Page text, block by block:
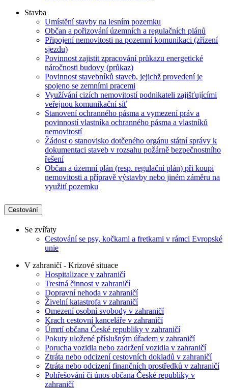
Stavba
Umístění stavby na lesním pozemku
Občan a pořizování územních a regulačních plánů
Připojení nemovitosti na pozemní komunikaci (zřízení
sjezdu)
Povinnost zajistit zpracování průkazu energetické
náročnosti budovy (průkaz)
Povinnost stavebníků staveb, jejichž provedení je
spojeno se zemními pracemi
Využívání cizích nemovitostí podnikateli zajišťujícími
veřejnou komunikační síť
Stanovení ochranného pásma a vymezení práv a
povinností vlastníka ochranného pásma a vlastníků
nemovitostí
Žádost o stanovisko dotčeného orgánu státní správy k
dokumentaci staveb v rozsahu požárně bezpečnostního
řešení
Občan a územní plán (resp. regulační plán) při koupi
nemovitosti a přípravě výstavby nebo jiném záměru na
využití pozemku
Cestování
Se zvířaty
Cestování se psy, kočkami a fretkami v rámci Evropské
unie
V zahraničí - Krizové situace
Hospitalizace v zahraničí
Trestná činnost v zahraničí
Dopravní nehoda v zahraničí
Živelní katastrofa v zahraničí
Omezení osobní svobody v zahraničí
Krach cestovní kanceláře v zahraničí
Úmrtí občana České republiky v zahraničí
Pokuty uložené příslušným úřadem v zahraničí
Porucha vozidla nebo zadržení vozidla v zahraničí
Ztráta nebo odcizení cestovních dokladů v zahraničí
Ztráta nebo odcizení finančních prostředků v zahraničí
Pohřešování či únos občana České republiky v
zahraničí